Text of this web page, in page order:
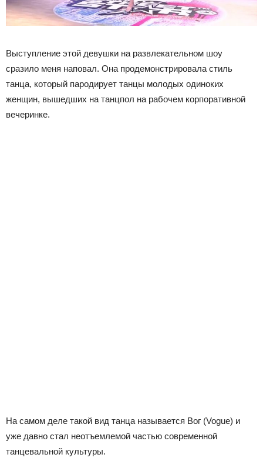
Выступление этой девушки на развлекательном шоу
сразило меня наповал. Она продемонстрировала стиль
танца, который пародирует танцы молодых одиноких
женщин, вышедших на танцпол на рабочем корпоративной
вечеринке.
На самом деле такой вид танца называется Вог (Vogue) и
уже давно стал неотъемлемой частью современной
танцевальной культуры.